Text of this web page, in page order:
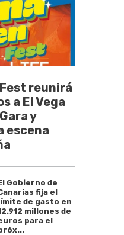
reunirá
a El Vega
y
escena
Gobierno de
fija el
de gasto en
millones de
para el